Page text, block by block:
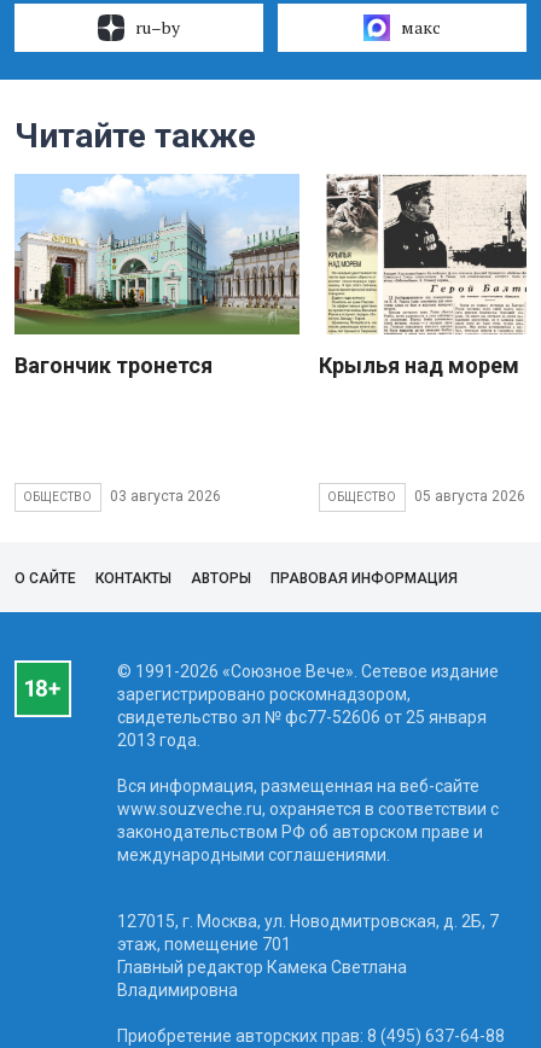
ru–by макс
Читайте также
Вагончик тронется
ОБЩЕСТВО 03 августа 2026
Крылья над морем
ОБЩЕСТВО 05 августа 2026
О САЙТЕ КОНТАКТЫ АВТОРЫ ПРАВОВАЯ ИНФОРМАЦИЯ
© 1991-2026 «Союзное Вече». Сетевое издание
зарегистрировано роскомнадзором,
свидетельство эл № фc77-52606 от 25 января
2013 года.
Вся информация, размещенная на веб-сайте
www.souzveche.ru, охраняется в соответствии с
законодательством РФ об авторском праве и
международными соглашениями.
127015, г. Москва, ул. Новодмитровская, д. 2Б, 7
этаж, помещение 701
Главный редактор Камека Светлана
Владимировна
Приобретение авторских прав: 8 (495) 637-64-88